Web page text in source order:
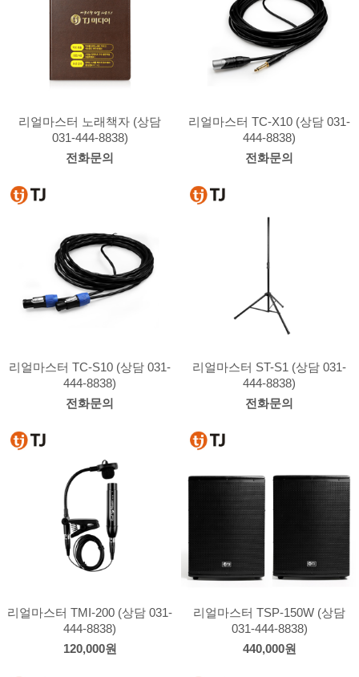
리얼마스터 노래책자 (상담
031-444-8838)
전화문의
리얼마스터 TC-X10 (상담 031-
444-8838)
전화문의
리얼마스터 TC-S10 (상담 031-
444-8838)
전화문의
리얼마스터 ST-S1 (상담 031-
444-8838)
전화문의
리얼마스터 TMI-200 (상담 031-
444-8838)
120,000원
리얼마스터 TSP-150W (상담
031-444-8838)
440,000원